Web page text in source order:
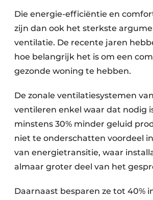
Die energie-efficiëntie en
zijn dan ook het sterkste
ventilatie. De recente jaren
hoe belangrijk het is om een
gezonde woning te hebben.
De zonale ventilatiesystemen
ventileren enkel waar dat nodig
minstens 30% minder geluid
niet te onderschatten voordeel
van energietransitie, waar
almaar groter deel van het
Daarnaast besparen ze tot 40%